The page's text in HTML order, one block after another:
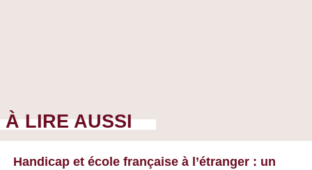
À LIRE AUSSI
Handicap et école française à l’étranger : un